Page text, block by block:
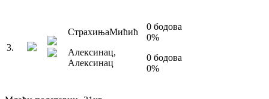
3.
СтрахињаМићић
Алексинац,
Алексинац
0 бодова
0%
0 бодова
0%